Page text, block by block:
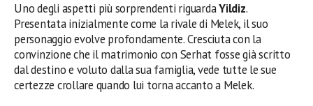
Uno degli aspetti più sorprendenti riguardaYildiz.
Presentata inizialmente come la rivale di Melek, il suo
personaggio evolve profondamente. Cresciuta con la
convinzione che il matrimonio con Serhat fosse già scritto
dal destino e voluto dalla sua famiglia, vede tutte le sue
certezze crollare quando lui torna accanto a Melek.